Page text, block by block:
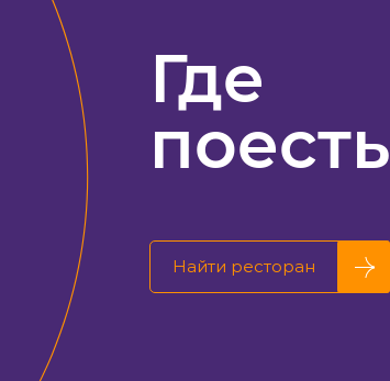
Где
поесть
Найти ресторан